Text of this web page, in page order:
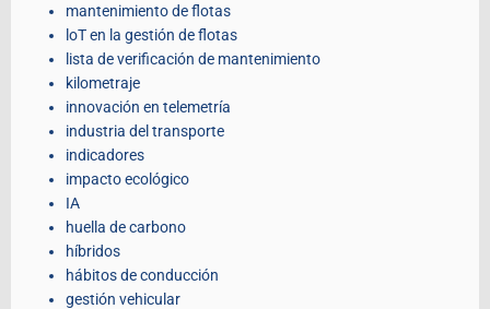
mantenimiento de flotas
loT en la gestión de flotas
lista de verificación de mantenimiento
kilometraje
innovación en telemetría
industria del transporte
indicadores
impacto ecológico
IA
huella de carbono
híbridos
hábitos de conducción
gestión vehicular